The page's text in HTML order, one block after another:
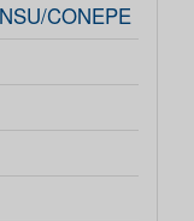
CONEPE